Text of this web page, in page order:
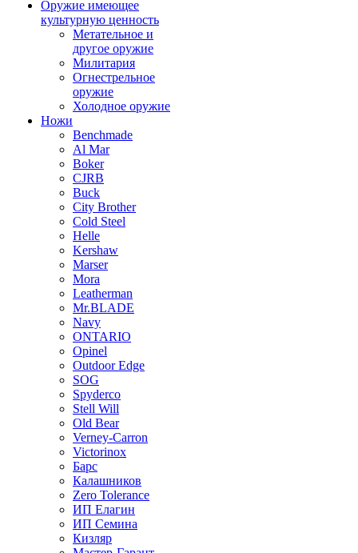
Оружие имеющее
культурную ценность
Метательное и
другое оружие
Милитария
Огнестрельное
оружие
Холодное оружие
Ножи
Benchmade
Al Mar
Boker
CJRB
Buck
City Brother
Cold Steel
Helle
Kershaw
Marser
Mora
Leatherman
Mr.BLADE
Navy
ONTARIO
Opinel
Outdoor Edge
SOG
Spyderco
Stell Will
Old Bear
Verney-Carron
Victorinox
Барс
Калашников
Zero Tolerance
ИП Елагин
ИП Семина
Кизляр